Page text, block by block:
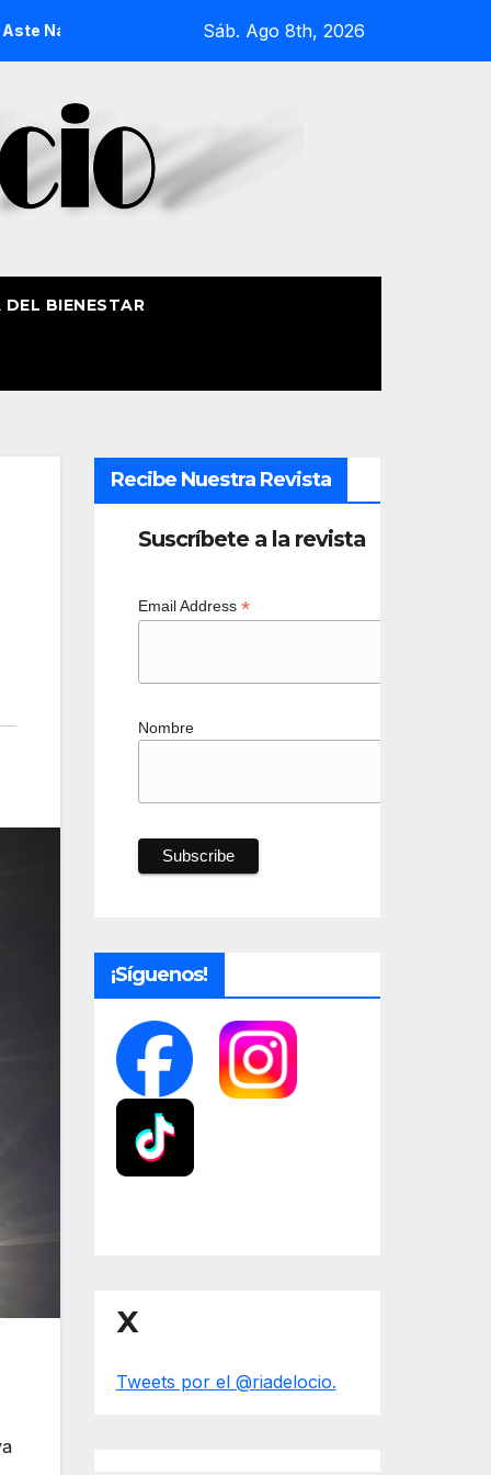
2026 La Procesión Náutica de la Amatxu de
Sáb. Ago 8th, 2026
DEL BIENESTAR
Recibe Nuestra Revista
Suscríbete a la revista
Email Address *
Nombre
¡Síguenos!
X
Tweets por el @riadelocio.